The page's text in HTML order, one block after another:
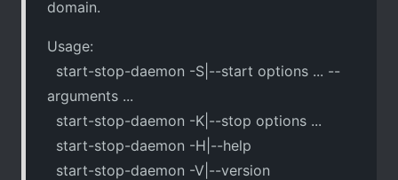
domain.
Usage:
start-stop-daemon -S|--start options ... --
arguments ...
start-stop-daemon -K|--stop options ...
start-stop-daemon -H|--help
start-stop-daemon -V|--version